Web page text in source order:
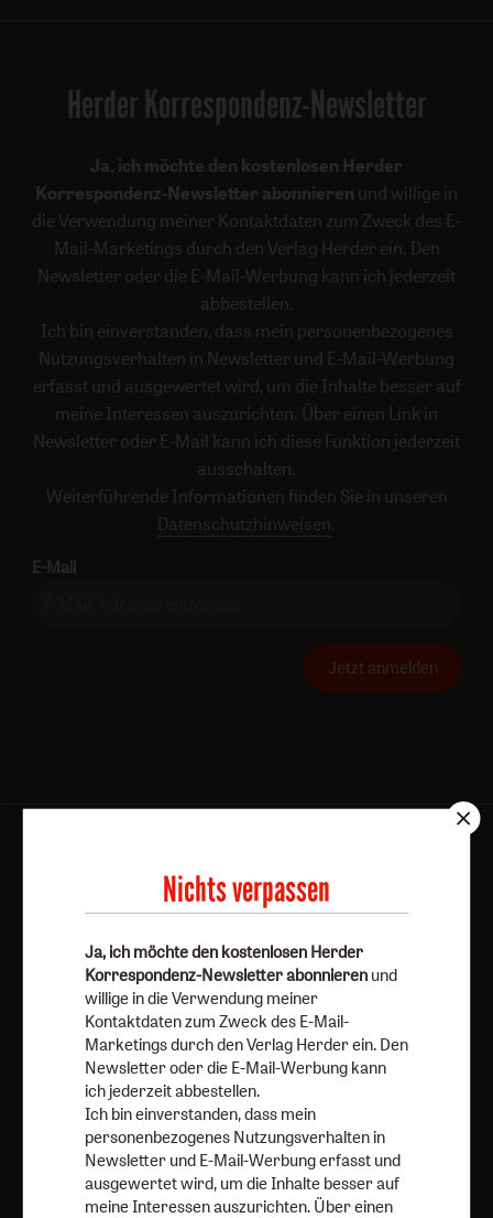
Herder Korrespondenz-Newsletter
Ja, ich möchte den kostenlosen Herder
Korrespondenz-Newsletter abonnieren und willige in
die Verwendung meiner Kontaktdaten zum Zweck des E-
Mail-Marketings durch den Verlag Herder ein. Den
Newsletter oder die E-Mail-Werbung kann ich jederzeit
abbestellen.
Ich bin einverstanden, dass mein personenbezogenes
Nutzungsverhalten in Newsletter und E-Mail-Werbung
erfasst und ausgewertet wird, um die Inhalte besser auf
meine Interessen auszurichten. Über einen Link in
Newsletter oder E-Mail kann ich diese Funktion jederzeit
ausschalten.
Weiterführende Informationen finden Sie in unseren
Datenschutzhinweisen .
E-Mail
Jetzt anmelden
Barrierefreiheit
Impressum
Vertrag widerrufen Abo online kündigen
Nach oben
Nichts verpassen
Ja, ich möchte den kostenlosen Herder
Korrespondenz-Newsletter abonnieren und
willige in die Verwendung meiner
Kontaktdaten zum Zweck des E-Mail-
Marketings durch den Verlag Herder ein. Den
Newsletter oder die E-Mail-Werbung kann
ich jederzeit abbestellen.
Ich bin einverstanden, dass mein
personenbezogenes Nutzungsverhalten in
Newsletter und E-Mail-Werbung erfasst und
ausgewertet wird, um die Inhalte besser auf
meine Interessen auszurichten. Über einen